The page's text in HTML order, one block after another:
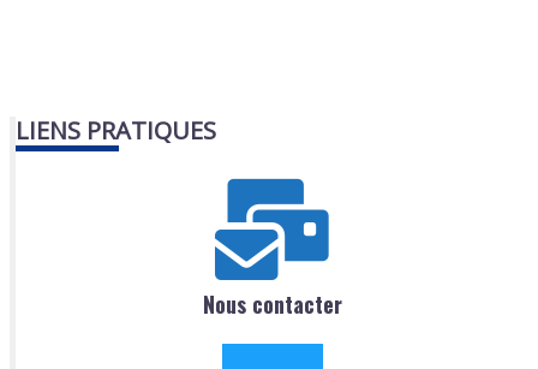
LIENS PRATIQUES
Nous contacter